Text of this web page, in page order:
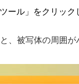
ール」をクリック
被写体の周囲が